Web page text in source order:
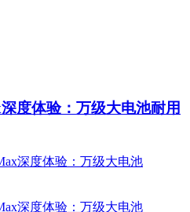
度体验：万级大电池耐用